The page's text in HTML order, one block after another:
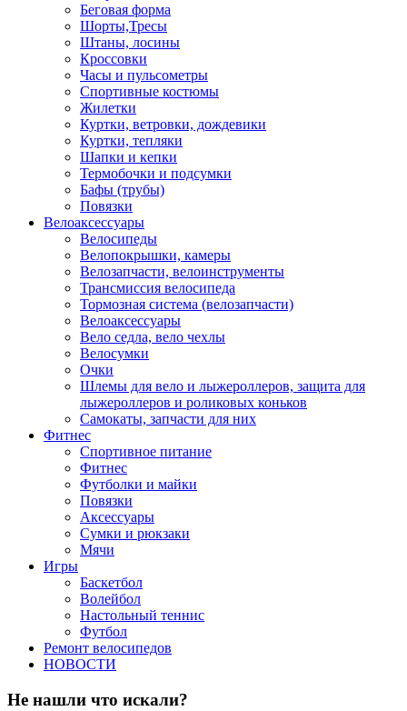
Беговая форма
Шорты,Тресы
Штаны, лосины
Кроссовки
Часы и пульсометры
Спортивные костюмы
Жилетки
Куртки, ветровки, дождевики
Куртки, тепляки
Шапки и кепки
Термобочки и подсумки
Бафы (трубы)
Повязки
Велоаксессуары
Велосипеды
Велопокрышки, камеры
Велозапчасти, велоинструменты
Трансмиссия велосипеда
Тормозная система (велозапчасти)
Велоаксессуары
Вело седла, вело чехлы
Велосумки
Очки
Шлемы для вело и лыжероллеров, защита для
лыжероллеров и роликовых коньков
Самокаты, запчасти для них
Фитнес
Спортивное питание
Фитнес
Футболки и майки
Повязки
Аксессуары
Сумки и рюкзаки
Мячи
Игры
Баскетбол
Волейбол
Настольный теннис
Футбол
Ремонт велосипедов
НОВОСТИ
Не нашли что искали?